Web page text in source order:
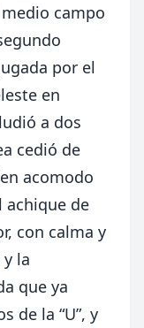
campo
por el
en
a dos
cedió de
acomodo
achique de
con calma y
la
que ya
de la “U”, y